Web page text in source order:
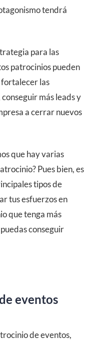
tendrá
para las
patrocinios pueden
fortalecer las
más leads y
a cerrar nuevos
que hay varias
Pues bien, es
tipos de
tus esfuerzos en
que tenga más
conseguir
eventos
de eventos,